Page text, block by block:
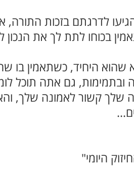
הגיעו לדרגתם בזכות
בכוחו לתת לך את הנכון
היחיד, כשתאמין בו
גם אתה תוכל
שלך קשור לאמונה שלך,
היומי"